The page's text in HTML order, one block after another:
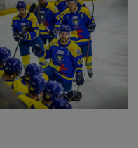
7 august 2026
medicale
8 august 2026